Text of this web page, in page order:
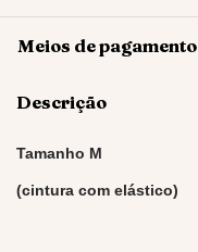
Meios de pagamento
Descrição
Tamanho M
(cintura com elástico)